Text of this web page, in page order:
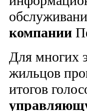
компании
Для многих
жильцов
итогов